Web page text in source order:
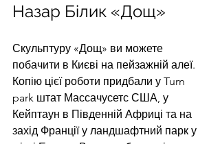
Назар Білик «Дощ»
Скульптуру «Дощ» ви можете
побачити в Києві на пейзажній алеї.
Копію цієї роботи придбали у Turn
park штат Массачусетс США, у
Кейптаун в Південній Африці та на
захід Франції у ландшафтний парк у